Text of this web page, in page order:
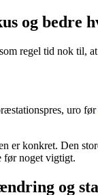
og bedre
regel tid nok
uro før
konkret. Den
før noget vigtigt.
og